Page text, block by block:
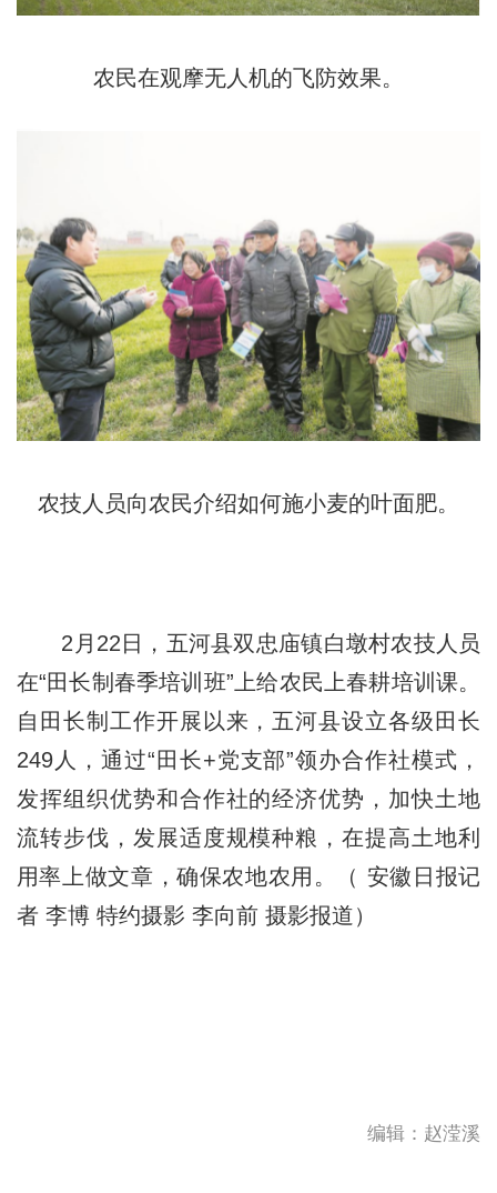
农民在观摩无人机的飞防效果。
农技人员向农民介绍如何施小麦的叶面肥。
2月22日，五河县双忠庙镇白墩村农技人员
在“田长制春季培训班”上给农民上春耕培训课。
自田长制工作开展以来，五河县设立各级田长
249人，通过“田长+党支部”领办合作社模式，
发挥组织优势和合作社的经济优势，加快土地
流转步伐，发展适度规模种粮，在提高土地利
用率上做文章，确保农地农用。（ 安徽日报记
者 李博 特约摄影 李向前 摄影报道）
编辑：赵滢溪